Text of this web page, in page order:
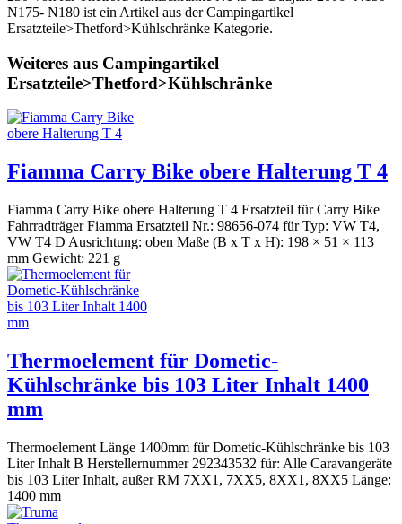
N175- N180 ist ein Artikel aus der Campingartikel
Ersatzteile>Thetford>Kühlschränke Kategorie.
Weiteres aus Campingartikel
Ersatzteile>Thetford>Kühlschränke
Fiamma Carry Bike obere Halterung T 4
Fiamma Carry Bike obere Halterung T 4 Ersatzteil für Carry Bike
Fahrradträger Fiamma Ersatzteil Nr.: 98656-074 für Typ: VW T4,
VW T4 D Ausrichtung: oben Maße (B x T x H): 198 × 51 × 113
mm Gewicht: 221 g
Thermoelement für Dometic-
Kühlschränke bis 103 Liter Inhalt 1400
mm
Thermoelement Länge 1400mm für Dometic-Kühlschränke bis 103
Liter Inhalt B Herstellernummer 292343532 für: Alle Caravangeräte
bis 103 Liter Inhalt, außer RM 7XX1, 7XX5, 8XX1, 8XX5 Länge:
1400 mm